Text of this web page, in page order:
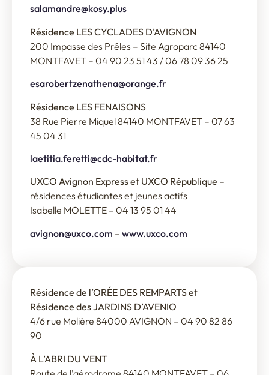
salamandre@kosy.plus
Résidence LES CYCLADES D’AVIGNON
200 Impasse des Prêles – Site Agroparc 84140
MONTFAVET – 04 90 23 51 43 / 06 78 09 36 25
esarobertzenathena@orange.fr
Résidence LES FENAISONS
38 Rue Pierre Miquel 84140 MONTFAVET – 07 63
45 04 31
laetitia.feretti@cdc-habitat.fr
UXCO Avignon Express et UXCO République –
résidences étudiantes et jeunes actifs
Isabelle MOLETTE – 04 13 95 01 44
avignon@uxco.com – www.uxco.com
Résidence de l’ORÉE DES REMPARTS et
Résidence des JARDINS D’AVENIO
4/6 rue Molière 84000 AVIGNON – 04 90 82 86
90
À L’ABRI DU VENT